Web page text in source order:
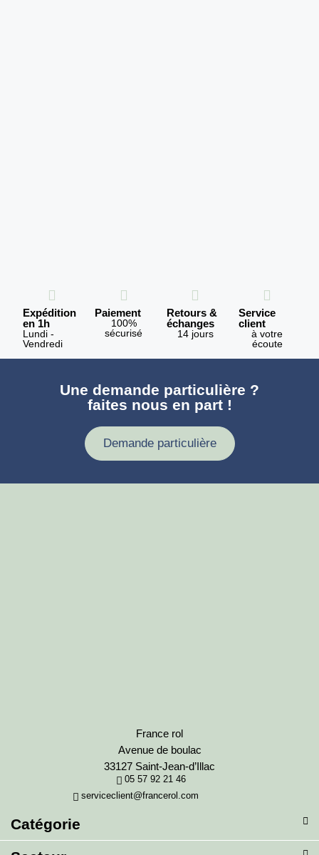
Expédition
en 1h
Lundi -
Vendredi
Paiement
100%
sécurisé
Retours &
échanges
14 jours
Service
client
à votre
écoute
Une demande particulière ?
faites nous en part !
Demande particulière
France rol
Avenue de boulac
33127 Saint-Jean-d’Illac
05 57 92 21 46
serviceclient@francerol.com
Catégorie